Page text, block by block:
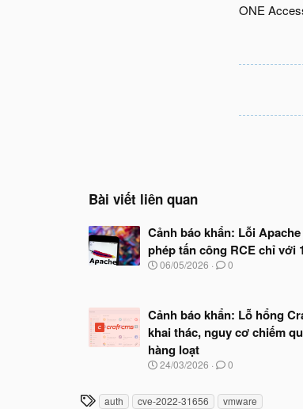
ONE
Bài viết liên quan
Cảnh báo khẩn: Lỗi
phép tấn công RCE chỉ với
N
b
ắ
t
đ
ầ
06/05/2026 0
Cảnh báo khẩn: Lỗ hổng
khai thác, nguy cơ chiếm
hàng loạt
N
y
24/03/2026 0
Tauth cve-2022-31656 vmware